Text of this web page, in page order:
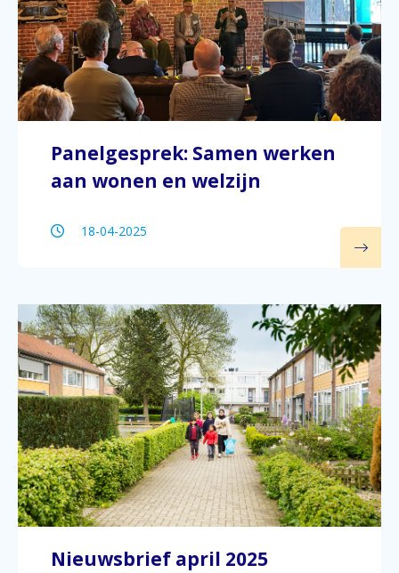
Panelgesprek: Samen werken
aan wonen en welzijn
18-04-2025
Nieuwsbrief april 2025